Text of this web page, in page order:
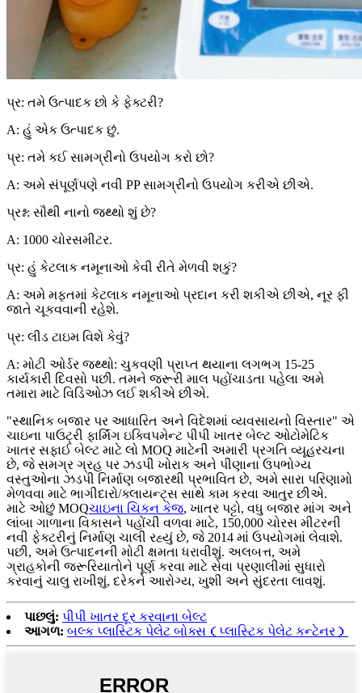
પ્ર: તમે ઉત્પાદક છો કે ફેક્ટરી?
A: હું એક ઉત્પાદક છું.
પ્ર: તમે કઈ સામગ્રીનો ઉપયોગ કરો છો?
A: અમે સંપૂર્ણપણે નવી PP સામગ્રીનો ઉપયોગ કરીએ છીએ.
પ્રશ્ન: સૌથી નાનો જથ્થો શું છે?
A: 1000 ચોરસમીટર.
પ્ર: હું કેટલાક નમૂનાઓ કેવી રીતે મેળવી શકું?
A: અમે મફતમાં કેટલાક નમૂનાઓ પ્રદાન કરી શકીએ છીએ, નૂર ફી
જાતે ચૂકવવાની રહેશે.
પ્ર: લીડ ટાઇમ વિશે કેવું?
A: મોટી ઓર્ડર જથ્થો: ચુકવણી પ્રાપ્ત થયાના લગભગ 15-25
કાર્યકારી દિવસો પછી. તમને જરૂરી માલ પહોંચાડતા પહેલા અમે
તમારા માટે વિડિઓઝ લઈ શકીએ છીએ.
"સ્થાનિક બજાર પર આધારિત અને વિદેશમાં વ્યવસાયનો વિસ્તાર" એ
ચાઇના પાઉટ્રી ફાર્મિંગ ઇક્વિપમેન્ટ પીપી ખાતર બેલ્ટ ઓટોમેટિક
ખાતર સફાઈ બેલ્ટ માટે લો MOQ માટેની અમારી પ્રગતિ વ્યૂહરચના
છે, જે સમગ્ર ગ્રહ પર ઝડપી ખોરાક અને પીણાના ઉપભોગ્ય
વસ્તુઓના ઝડપી નિર્માણ બજારથી પ્રભાવિત છે, અમે સારા પરિણામો
મેળવવા માટે ભાગીદારો/ક્લાયન્ટ્સ સાથે કામ કરવા આતુર છીએ.
માટે ઓછું MOQચાઇના ચિકન કેજ, ખાતર પટ્ટો, વધુ બજાર માંગ અને
લાંબા ગાળાના વિકાસને પહોંચી વળવા માટે, 150,000 ચોરસ મીટરની
નવી ફેક્ટરીનું નિર્માણ ચાલી રહ્યું છે, જે 2014 માં ઉપયોગમાં લેવાશે.
પછી, અમે ઉત્પાદનની મોટી ક્ષમતા ધરાવીશું. અલબત્ત, અમે
ગ્રાહકોની જરૂરિયાતોને પૂર્ણ કરવા માટે સેવા પ્રણાલીમાં સુધારો
કરવાનું ચાલુ રાખીશું, દરેકને આરોગ્ય, ખુશી અને સુંદરતા લાવશું.
પાછલું: પીપી ખાતર દૂર કરવાના બેલ્ટ
આગળ: બલ્ક પ્લાસ્ટિક પેલેટ બોક્સ（પ્લાસ્ટિક પેલેટ કન્ટેનર）